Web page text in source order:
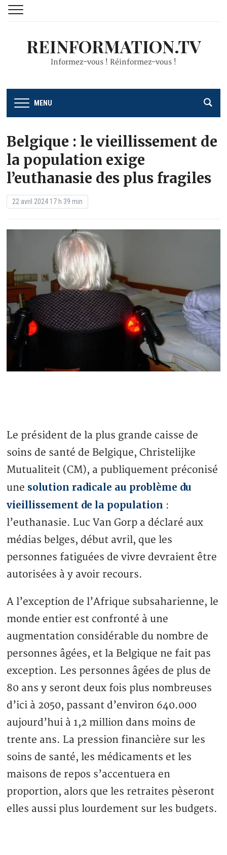
REINFORMATION.TV
Informez-vous ! Réinformez-vous !
MENU
Belgique : le vieillissement de
la population exige
l’euthanasie des plus fragiles
22 avril 2024 17 h 39 min
Le président de la plus grande caisse de
soins de santé de Belgique, Christelijke
Mutualiteit (CM), a publiquement préconisé
une solution radicale au problème du
vieillissement de la population :
l’euthanasie. Luc Van Gorp a déclaré aux
médias belges, début avril, que les
personnes fatiguées de vivre devraient être
autorisées à y avoir recours.
A l’exception de l’Afrique subsaharienne, le
monde entier est confronté à une
augmentation considérable du nombre de
personnes âgées, et la Belgique ne fait pas
exception. Les personnes âgées de plus de
80 ans y seront deux fois plus nombreuses
d’ici à 2050, passant d’environ 640.000
aujourd’hui à 1,2 million dans moins de
trente ans. La pression financière sur les
soins de santé, les médicaments et les
maisons de repos s’accentuera en
proportion, alors que les retraites pèseront
elles aussi plus lourdement sur les budgets.